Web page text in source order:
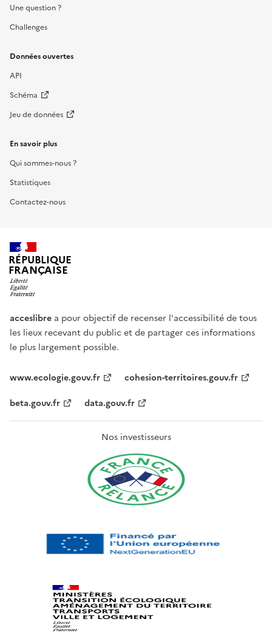
Une question ?
Challenges
Données ouvertes
API
Schéma
Jeu de données
En savoir plus
Qui sommes-nous ?
Statistiques
Contactez-nous
RÉPUBLIQUE
FRANÇAISE
acceslibre a pour objectif de recenser l'accessibilité de tous
les lieux recevant du public et de partager ces informations
le plus largement possible.
www.ecologie.gouv.fr
cohesion-territoires.gouv.fr
beta.gouv.fr
data.gouv.fr
Nos investisseurs